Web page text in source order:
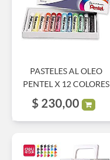
PASTELES AL OLEO
PENTEL X 12 COLORES
$ 230,00